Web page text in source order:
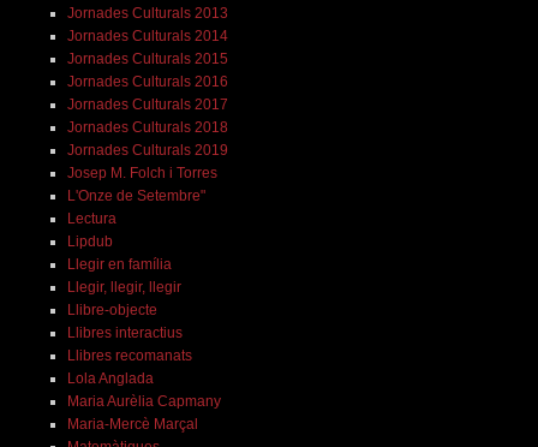
Jornades Culturals 2013
Jornades Culturals 2014
Jornades Culturals 2015
Jornades Culturals 2016
Jornades Culturals 2017
Jornades Culturals 2018
Jornades Culturals 2019
Josep M. Folch i Torres
L'Onze de Setembre"
Lectura
Lipdub
Llegir en família
Llegir, llegir, llegir
Llibre-objecte
Llibres interactius
Llibres recomanats
Lola Anglada
Maria Aurèlia Capmany
Maria-Mercè Marçal